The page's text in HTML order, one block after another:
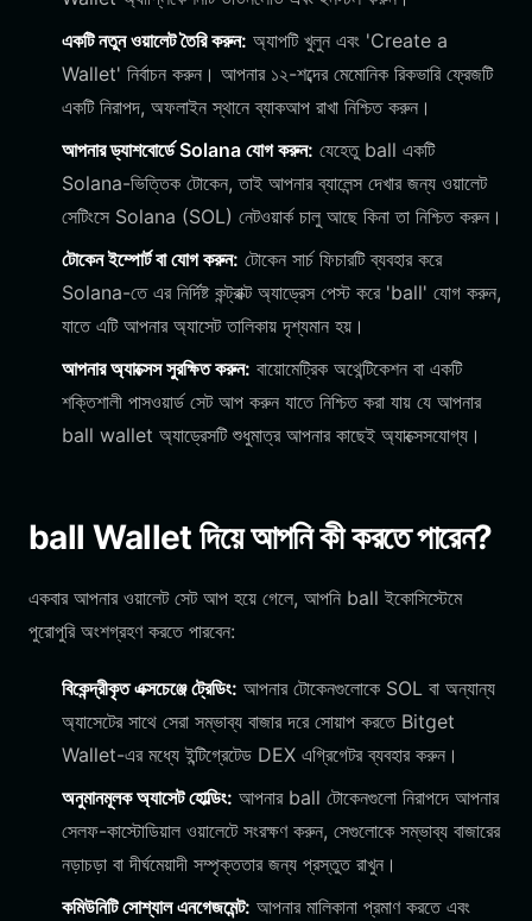
একটি নতুন ওয়ালেট তৈরি করুন: অ্যাপটি খুলুন এবং 'Create a
Wallet' নির্বাচন করুন। আপনার ১২-শব্দের মেমোনিক রিকভারি ফ্রেজটি
একটি নিরাপদ, অফলাইন স্থানে ব্যাকআপ রাখা নিশ্চিত করুন।
আপনার ড্যাশবোর্ডে Solana যোগ করুন: যেহেতু ball একটি
Solana-ভিত্তিক টোকেন, তাই আপনার ব্যালেন্স দেখার জন্য ওয়ালেট
সেটিংসে Solana (SOL) নেটওয়ার্ক চালু আছে কিনা তা নিশ্চিত করুন।
টোকেন ইম্পোর্ট বা যোগ করুন: টোকেন সার্চ ফিচারটি ব্যবহার করে
Solana-তে এর নির্দিষ্ট কন্ট্রাক্ট অ্যাড্রেস পেস্ট করে 'ball' যোগ করুন,
যাতে এটি আপনার অ্যাসেট তালিকায় দৃশ্যমান হয়।
আপনার অ্যাক্সেস সুরক্ষিত করুন: বায়োমেট্রিক অথেন্টিকেশন বা একটি
শক্তিশালী পাসওয়ার্ড সেট আপ করুন যাতে নিশ্চিত করা যায় যে আপনার
ball wallet অ্যাড্রেসটি শুধুমাত্র আপনার কাছেই অ্যাক্সেসযোগ্য।
ball Wallet দিয়ে আপনি কী করতে পারেন?
একবার আপনার ওয়ালেট সেট আপ হয়ে গেলে, আপনি ball ইকোসিস্টেমে
পুরোপুরি অংশগ্রহণ করতে পারবেন:
বিকেন্দ্রীকৃত এক্সচেঞ্জে ট্রেডিং: আপনার টোকেনগুলোকে SOL বা অন্যান্য
অ্যাসেটের সাথে সেরা সম্ভাব্য বাজার দরে সোয়াপ করতে Bitget
Wallet-এর মধ্যে ইন্টিগ্রেটেড DEX এগ্রিগেটর ব্যবহার করুন।
অনুমানমূলক অ্যাসেট হোল্ডিং: আপনার ball টোকেনগুলো নিরাপদে আপনার
সেলফ-কাস্টোডিয়াল ওয়ালেটে সংরক্ষণ করুন, সেগুলোকে সম্ভাব্য বাজারের
নড়াচড়া বা দীর্ঘমেয়াদী সম্পৃক্ততার জন্য প্রস্তুত রাখুন।
কমিউনিটি সোশ্যাল এনগেজমেন্ট: আপনার মালিকানা প্রমাণ করতে এবং